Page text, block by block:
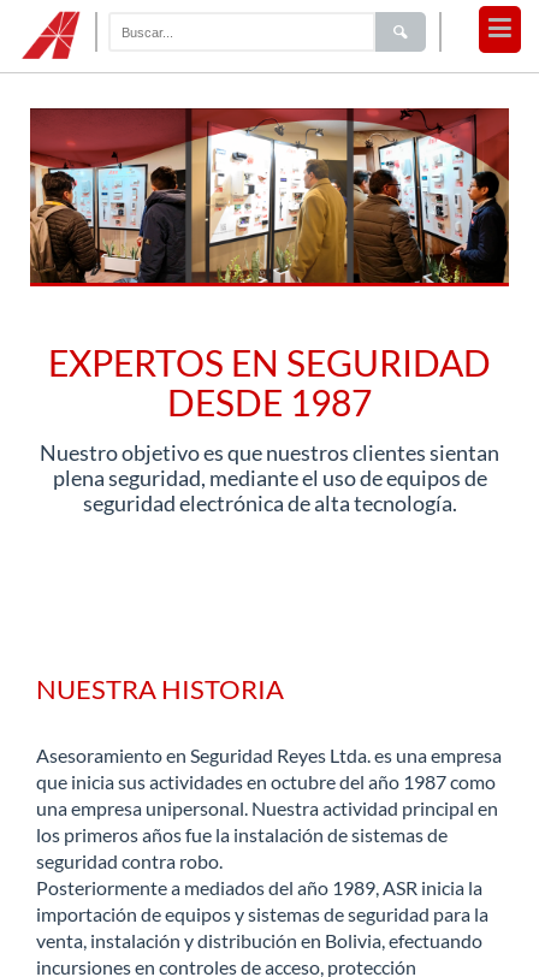
EXPERTOS EN SEGURIDAD
DESDE 1987
Nuestro objetivo es que nuestros clientes sientan
plena seguridad, mediante el uso de equipos de
seguridad electrónica de alta tecnología.
NUESTRA HISTORIA
Asesoramiento en Seguridad Reyes Ltda. es una empresa
que inicia sus actividades en octubre del año 1987 como
una empresa unipersonal. Nuestra actividad principal en
los primeros años fue la instalación de sistemas de
seguridad contra robo.
Posteriormente a mediados del año 1989, ASR inicia la
importación de equipos y sistemas de seguridad para la
venta, instalación y distribución en Bolivia, efectuando
incursiones en controles de acceso, protección